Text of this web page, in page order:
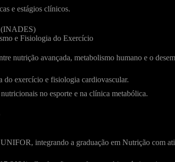
e estágios clínicos.
(INADES)
e Fisiologia do Exercício
nutrição avançada, metabolismo humano e o
exercício e fisiologia cardiovascular.
no esporte e na clínica metabólica.
integrando a graduação em Nutrição com